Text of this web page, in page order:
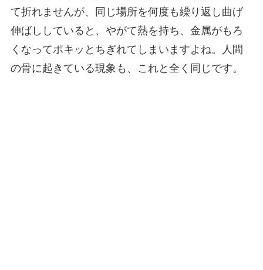
て折れませんが、同じ場所を何度も繰り返し曲げ
伸ばししていると、やがて熱を持ち、金属がもろ
くなってポキッとちぎれてしまいますよね。人間
の骨に起きている現象も、これと全く同じです。